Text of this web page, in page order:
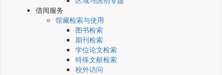
借阅服务
馆藏检索与使用
图书检索
期刊检索
学位论文检索
特殊文献检索
校外访问